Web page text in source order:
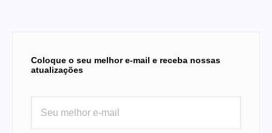
Coloque o seu melhor e-mail e receba nossas
atualizações